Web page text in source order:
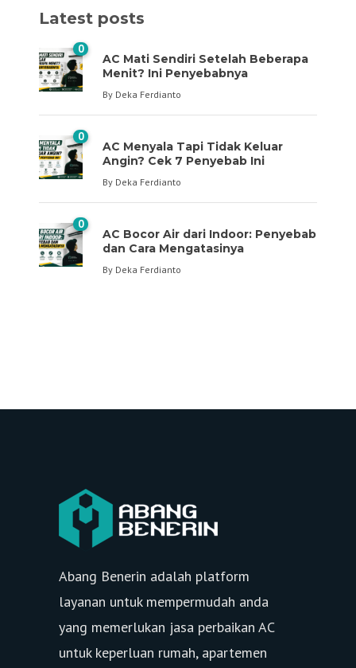
Latest posts
0
AC Mati Sendiri Setelah Beberapa
Menit? Ini Penyebabnya
By Deka Ferdianto
0
AC Menyala Tapi Tidak Keluar
Angin? Cek 7 Penyebab Ini
By Deka Ferdianto
0
AC Bocor Air dari Indoor: Penyebab
dan Cara Mengatasinya
By Deka Ferdianto
Abang Benerin adalah platform
layanan untuk mempermudah anda
yang memerlukan jasa perbaikan AC
untuk keperluan rumah, apartemen